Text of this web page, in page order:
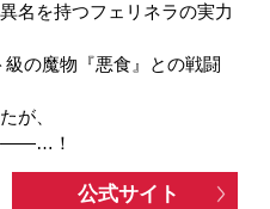
名を持つフェリネラの実力
の魔物『悪食』との戦闘
が、
――…！
公式サイト